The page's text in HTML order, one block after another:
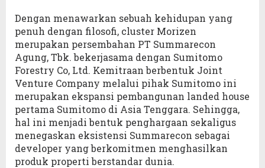
Dengan menawarkan sebuah kehidupan yang
penuh dengan filosofi, cluster Morizen
merupakan persembahan PT Summarecon
Agung, Tbk. bekerjasama dengan Sumitomo
Forestry Co, Ltd. Kemitraan berbentuk Joint
Venture Company melalui pihak Sumitomo ini
merupakan ekspansi pembangunan landed house
pertama Sumitomo di Asia Tenggara. Sehingga,
hal ini menjadi bentuk penghargaan sekaligus
menegaskan eksistensi Summarecon sebagai
developer yang berkomitmen menghasilkan
produk properti berstandar dunia.